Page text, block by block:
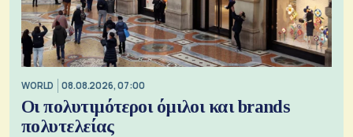
WORLD 08.08.2026, 07:00
Οι πολυτιμότεροι όμιλοι και brands
πολυτελείας